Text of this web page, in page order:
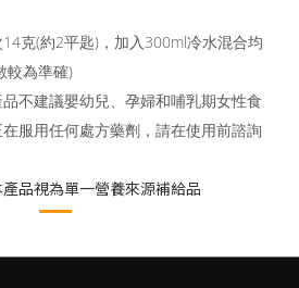
克(約2平匙)，加入300ml冷水混合均
較為準確)
不建議嬰幼兒、孕婦和哺乳期女性食
服用任何處方藥劑，請在使用前諮詢
產品視為單一營養來源補給品